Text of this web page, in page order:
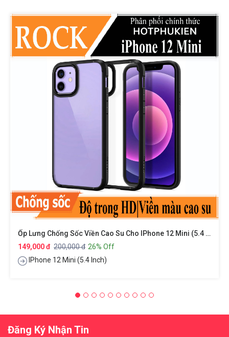
Ốp Lưng Chống Sốc Viền Cao Su Cho IPhone 12 Mini (5.4 Inch) Hiệu Rock Hybrid Protective Case
149,000 đ 200,000 đ 26% Off
IPhone 12 Mini (5.4 Inch)
Đăng Ký Nhận Tin